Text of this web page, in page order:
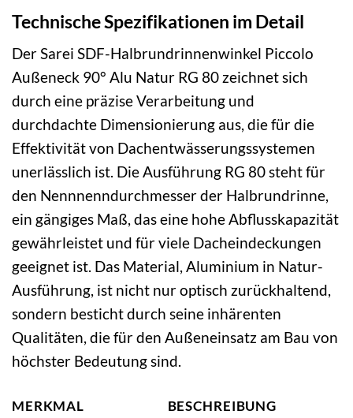
Technische Spezifikationen im Detail
Der Sarei SDF-Halbrundrinnenwinkel Piccolo
Außeneck 90° Alu Natur RG 80 zeichnet sich
durch eine präzise Verarbeitung und
durchdachte Dimensionierung aus, die für die
Effektivität von Dachentwässerungssystemen
unerlässlich ist. Die Ausführung RG 80 steht für
den Nennnenndurchmesser der Halbrundrinne,
ein gängiges Maß, das eine hohe Abflusskapazität
gewährleistet und für viele Dacheindeckungen
geeignet ist. Das Material, Aluminium in Natur-
Ausführung, ist nicht nur optisch zurückhaltend,
sondern besticht durch seine inhärenten
Qualitäten, die für den Außeneinsatz am Bau von
höchster Bedeutung sind.
MERKMAL BESCHREIBUNG